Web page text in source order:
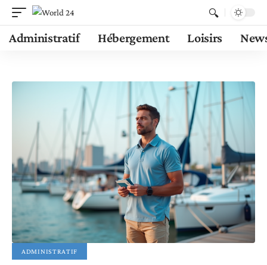
Administratif Hébergement Loisirs
ADMINISTRATIF